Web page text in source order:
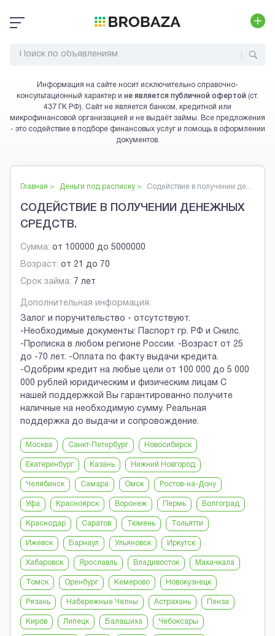
Информация на сайте носит исключительно справочно-
консультационный характер и не является публичной офертой (ст.
437 ГК РФ). Сайт не является банком, кредитной или
микрофинансовой организацией и не выдаёт займы. Все предложения
- это содействие в подборе финансовых услуг и помощь в оформлении
документов.
Главная > Деньги под расписку > Содействие в получении де...
СОДЕЙСТВИЕ В ПОЛУЧЕНИИ ДЕНЕЖНЫХ
СРЕДСТВ.
Сумма: от 100000 до 5000000
Возраст: от 21 до 70
Срок займа: 7 лет
Дополнительная информация:
Залог и поручительство - отсутствуют.
-Необходимые документы: Паспорт гр. РФ и Снилс.
-Прописка в любом регионе России. -Возраст от 25
до -70 лет. -Оплата по факту выдачи кредита.
-Одобрим кредит на любые цели от 100 000 до 5 000
000 рублей юридическим и физическим лицам С
нашей поддержкой Вы гарантированно получите
наличные на необходимую сумму. Реальная
поддержка до выдачи и сопровождение.
Москва Санкт-Петербург Новосибирск
Екатеринбург Казань Нижний Новгород
Челябинск Самара Омск Ростов-на-Дону
Уфа Красноярск Воронеж Пермь Волгоград
Краснодар Саратов Тюмень Тольятти
Ижевск Барнаул Ульяновск Иркутск
Хабаровск Ярославль Владивосток Махачкала
Томск Оренбург Кемерово Новокузнецк
Рязань Набережные Челны Астрахань Пенза
Киров Липецк Балашиха Чебоксары